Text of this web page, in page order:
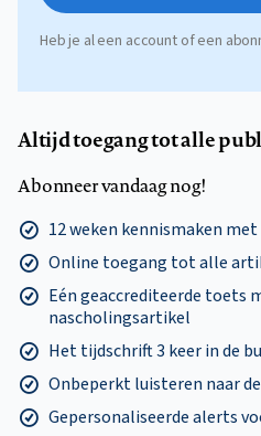
Heb je al een account of een
Altijd toegang tot alle
Abonneer vandaag nog!
12 weken kennismaken met
Online toegang tot alle
Eén geaccrediteerde toets
nascholingsartikel
Het tijdschrift 3 keer in de
Onbeperkt luisteren naar
Gepersonaliseerde alerts